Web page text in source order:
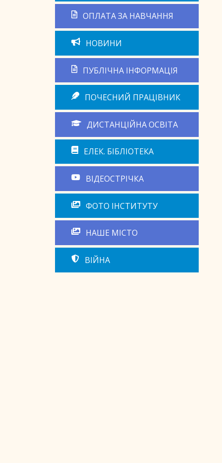
ОПЛАТА ЗА НАВЧАННЯ
НОВИНИ
ПУБЛІЧНА ІНФОРМАЦІЯ
ПОЧЕСНИЙ ПРАЦІВНИК
ДИСТАНЦІЙНА ОСВІТА
ЕЛЕК. БІБЛІОТЕКА
ВІДЕОСТРІЧКА
ФОТО ІНСТИТУТУ
НАШЕ МІСТО
ВІЙНА